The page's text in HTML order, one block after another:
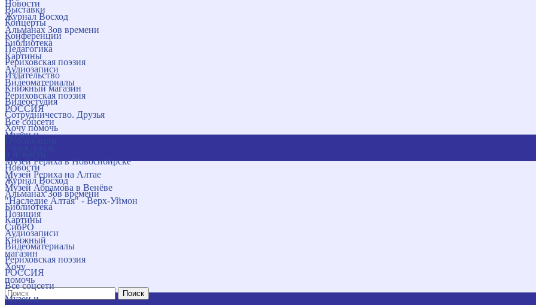
Новости
Журнал Восход
Альманах Зов времени
Библиотека
Картины
Аудиозаписи
Видеоматериалы
Рериховская поэзия
РОССИЯ
Все соцсети
Музеи и
Музей Рериха в Новосибирске
Музей Рериха на Алтае
Музей Абрамова в Венёве
"Наследие Алтая" - Верх-Уймон
Позиция
СибРО
Книжный
магазин
Хочу
помочь
Поиск
Выставки
Концерты
Конференции
Педагогика
Рериховская поэзия
Издательство
Книжный магазин
Видеостудия
Сотрудничество. Друзья
Хочу помочь
Новости
Журнал Восход
Альманах Зов времени
Библиотека
Картины
Аудиозаписи
Видеоматериалы
Рериховская поэзия
РОССИЯ
Все соцсети
Музеи и